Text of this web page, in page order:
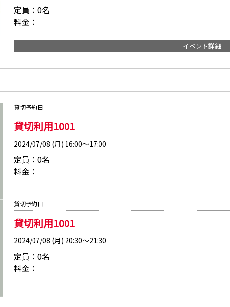
定員：0名
料金：
イベント詳細
貸切予約日
貸切利用1001
2024/07/08 (月) 16:00～17:00
定員：0名
料金：
貸切予約日
貸切利用1001
2024/07/08 (月) 20:30～21:30
定員：0名
料金：